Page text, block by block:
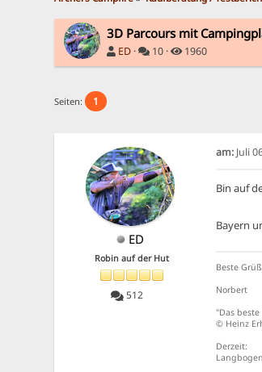
3D Parcours mit
ED · 10 · 1960
Seiten: 1
ED
Robin auf der Hut
512
am:Juli
Bin auf
Bayern
Beste
Norbert
"Das
© Heinz
Derzeit: